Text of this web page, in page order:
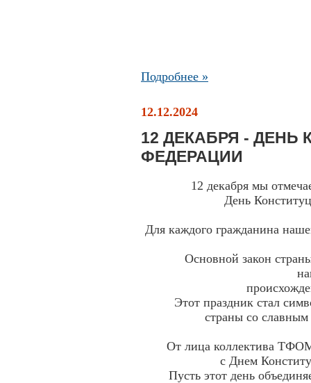
Подробнее »
12.12.2024
12 ДЕКАБРЯ -
ФЕДЕРАЦИИ
12 декабря мы
День
Для каждого гражданина
Основной закон
Этот праздник стал
страны со
От лица коллектива
с Днем
Пусть этот день